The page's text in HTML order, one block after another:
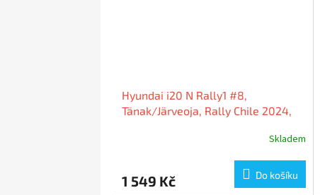
Hyundai i20 N Rally1 #8,
Tänak/Järveoja, Rally Chile 2024,
Skladem
1 549 Kč Do košíku